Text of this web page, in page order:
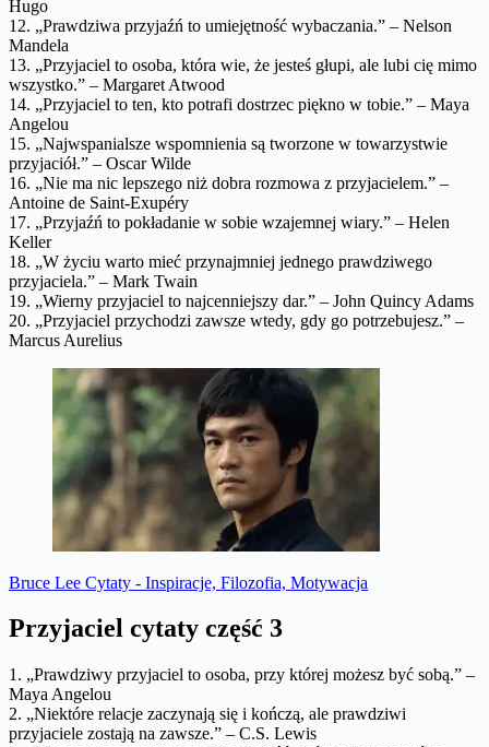
Hugo
12. „Prawdziwa przyjaźń to umiejętność wybaczania.” – Nelson
Mandela
13. „Przyjaciel to osoba, która wie, że jesteś głupi, ale lubi cię mimo
wszystko.” – Margaret Atwood
14. „Przyjaciel to ten, kto potrafi dostrzec piękno w tobie.” – Maya
Angelou
15. „Najwspanialsze wspomnienia są tworzone w towarzystwie
przyjaciół.” – Oscar Wilde
16. „Nie ma nic lepszego niż dobra rozmowa z przyjacielem.” –
Antoine de Saint-Exupéry
17. „Przyjaźń to pokładanie w sobie wzajemnej wiary.” – Helen
Keller
18. „W życiu warto mieć przynajmniej jednego prawdziwego
przyjaciela.” – Mark Twain
19. „Wierny przyjaciel to najcenniejszy dar.” – John Quincy Adams
20. „Przyjaciel przychodzi zawsze wtedy, gdy go potrzebujesz.” –
Marcus Aurelius
Bruce Lee Cytaty - Inspiracje, Filozofia, Motywacja
Przyjaciel cytaty część 3
1. „Prawdziwy przyjaciel to osoba, przy której możesz być sobą.” –
Maya Angelou
2. „Niektóre relacje zaczynają się i kończą, ale prawdziwi
przyjaciele zostają na zawsze.” – C.S. Lewis